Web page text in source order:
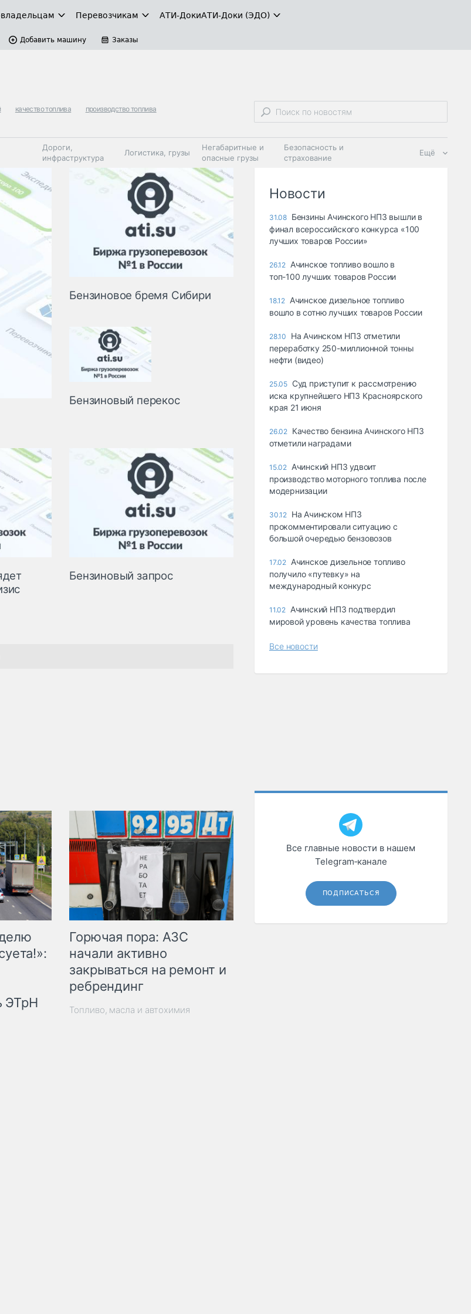
Перевозчикам АТИ-ДокиАТИ-Доки (ЭДО)
Добавить машину Заказы
качество топлива производство топлива
Дороги,
инфраструктура
Логистика, грузы
Негабаритные и
опасные грузы
Безопасность и
страхование
Спецтехника
Автосервис,
запчасти, шины
Топливо, масла и
автохимия
Ещё
Бензиновое бремя Сибири
Бензиновый перекос
Бензиновый запрос
ЭТрН
Горючая пора: АЗС
начали активно
закрываться на ремонт и
ребрендинг
Топливо, масла и автохимия
Новости
31.08 Бензины Ачинского НПЗ вышли в
финал всероссийского конкурса «100
лучших товаров России»
26.12 Ачинское топливо вошло в
топ-100 лучших товаров России
18.12 Ачинское дизельное топливо
вошло в сотню лучших товаров России
28.10
На Ачинском НПЗ отметили
переработку 250-миллионной тонны
нефти (видео)
25.05 Суд приступит к рассмотрению
иска крупнейшего НПЗ Красноярского
края 21 июня
26.02 Качество бензина Ачинского НПЗ
отметили наградами
15.02 Ачинский НПЗ удвоит
производство моторного топлива после
модернизации
30.12 На Ачинском НПЗ
прокомментировали ситуацию с
большой очередью бензовозов
17.02 Ачинское дизельное топливо
получило «путевку» на
международный конкурс
11.02 Ачинский НПЗ подтвердил
мировой уровень качества топлива
Все новости
Все главные новости в нашем
Telegram‑канале
ПОДПИСАТЬСЯ